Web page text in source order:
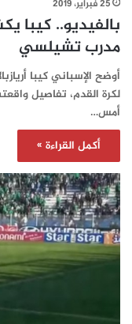
25 فبراير، 2019
بالفيديو.. كيبا
مدرب تشيلسي
أوضح الإسباني كيبا
لكرة القدم، تفاصيل
أمس…
أكمل القراءة »